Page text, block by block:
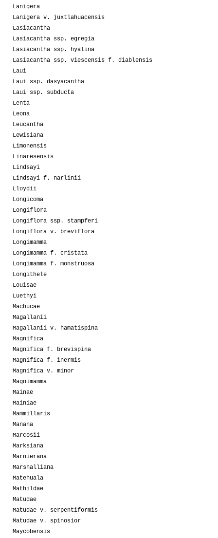
Lanigera
Lanigera v. juxtlahuacensis
Lasiacantha
Lasiacantha ssp. egregia
Lasiacantha ssp. hyalina
Lasiacantha ssp. viescensis f. diablensis
Laui
Laui ssp. dasyacantha
Laui ssp. subducta
Lenta
Leona
Leucantha
Lewisiana
Limonensis
Linaresensis
Lindsayi
Lindsayi f. narlinii
Lloydii
Longicoma
Longiflora
Longiflora ssp. stampferi
Longiflora v. breviflora
Longimamma
Longimamma f. cristata
Longimamma f. monstruosa
Longithele
Louisae
Luethyi
Machucae
Magallanii
Magallanii v. hamatispina
Magnifica
Magnifica f. brevispina
Magnifica f. inermis
Magnifica v. minor
Magnimamma
Mainae
Mainiae
Mammillaris
Manana
Marcosii
Marksiana
Marnierana
Marshalliana
Matehuala
Mathildae
Matudae
Matudae v. serpentiformis
Matudae v. spinosior
Maycobensis